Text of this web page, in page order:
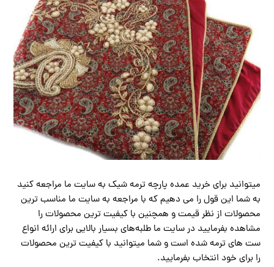
میتوانید برای خرید عمده پارچه ترمه شیک به سایت ما مراجعه کنید
به شما این قول را می دهیم که با مراجعه به سایت ما مناسب ترین
محصولات از نظر قیمت و همچنین با کیفیت ترین محصولات را
مشاهده بفرمایید در سایت ما طلبه‌های بسیار بالایی برای ارائه انواع
ست های ترمه شده است و شما میتوانید با کیفیت ترین محصولات
را برای خود انتخاب بفرمایید.